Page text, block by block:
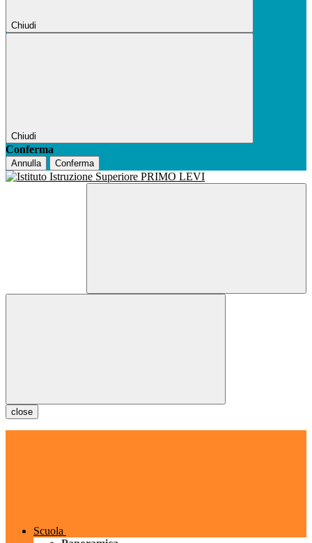
Chiudi
Chiudi
Conferma
Annulla Conferma
close
Scuola